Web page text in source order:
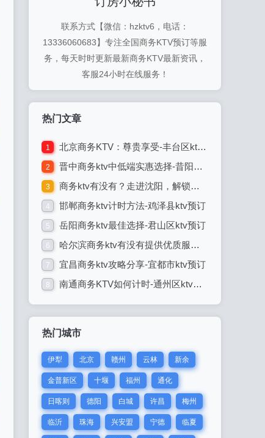
联系方式【微信：hzktv6，电话：
13336060683】专注全国商务KTV预订等服
务，每天时时更新最新商务KTV最新资讯，
客服24小时在线服务！
热门文章
1 北京商务KTV：尊贵享受-丰台区ktv预订
2 晋中商务ktv中低端实惠选择-昔阳县ktv预订
3 商务ktv有没有？走进沈阳，解锁商务ktv的潮流玩法-苏家屯区ktv预订
4 邯郸商务ktv计时方法-鸡泽县ktv预订
5 岳阳商务ktv最佳选择-君山区ktv预订
6 哈尔滨商务ktv有没有提供优质服务-延寿县ktv预订
7 宜昌商务ktv攻略分享-宜都市ktv预订
8 南通商务KTV如何计时-通州区ktv预订
热门城市
伊犁 北京 赣州 云林 新余
金普新区 十堰 福州 通化
日喀则 德阳 白城 许昌 梅州
临沂 珠海 兴安盟 宁德 临夏